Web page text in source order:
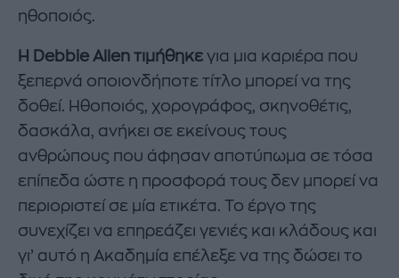
ηθοποιός.
Η Debbie Allen τιμήθηκε για μια καριέρα που
ξεπερνά οποιονδήποτε τίτλο μπορεί να της
δοθεί. Ηθοποιός, χορογράφος, σκηνοθέτις,
δασκάλα, ανήκει σε εκείνους τους
ανθρώπους που άφησαν αποτύπωμα σε τόσα
επίπεδα ώστε η προσφορά τους δεν μπορεί να
περιοριστεί σε μία ετικέτα. Το έργο της
συνεχίζει να επηρεάζει γενιές και κλάδους και
γι’ αυτό η Ακαδημία επέλεξε να της δώσει το